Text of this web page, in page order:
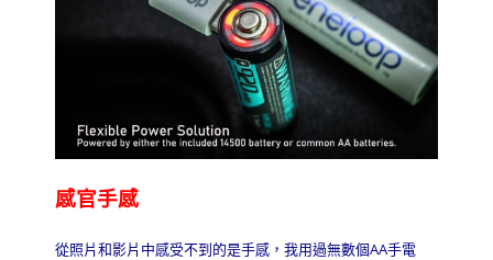
感官手感
從照片和影片中感受不到的是手感，我用過無數個AA手電